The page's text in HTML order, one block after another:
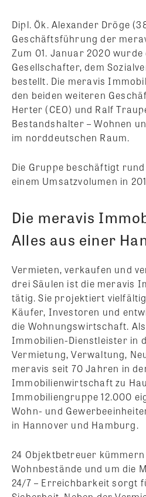
Dipl. Ök. Alexander Dröge
Geschäftsführung der
Zum 01. Januar 2020 wurde
Gesellschafter, dem
bestellt. Die meravis
den beiden weiteren
Herter (CEO) und Ralf
Bestandshalter – Wohnen
im norddeutschen Raum.
Die Gruppe beschäftigt
einem Umsatzvolumen in
Die meravis
Alles aus einer
Vermieten, verkaufen und
drei Säulen ist die meravis
tätig. Sie projektiert
Käufer, Investoren und
die Wohnungswirtschaft.
Immobilien-Dienstleister in
Vermietung, Verwaltung,
meravis seit 70 Jahren in
Immobilienwirtschaft zu
Immobiliengruppe 12.000
Wohn- und
in Hannover und Hamburg.
24 Objektbetreuer
Wohnbestände und um die
24/7 – Erreichbarkeit sorgt